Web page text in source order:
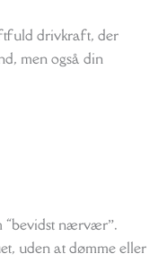
drivkraft, der
men også din
“bevidst nærvær”.
uden at dømme eller